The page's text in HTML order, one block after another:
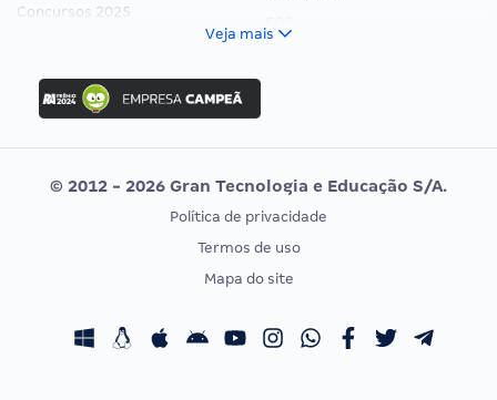
Concursos 2025
Concurso Ibama
Concurso MPU
Editais publicados
Vunesp
CONCURSOS POR PROFISSÃO
Concursos Fiscais
EXAME DE ORDEM
Calendário OAB
Veja mais
© 2012 - 2026 Gran Tecnologia e Educação S/A.
Política de privacidade
Termos de uso
Mapa do site